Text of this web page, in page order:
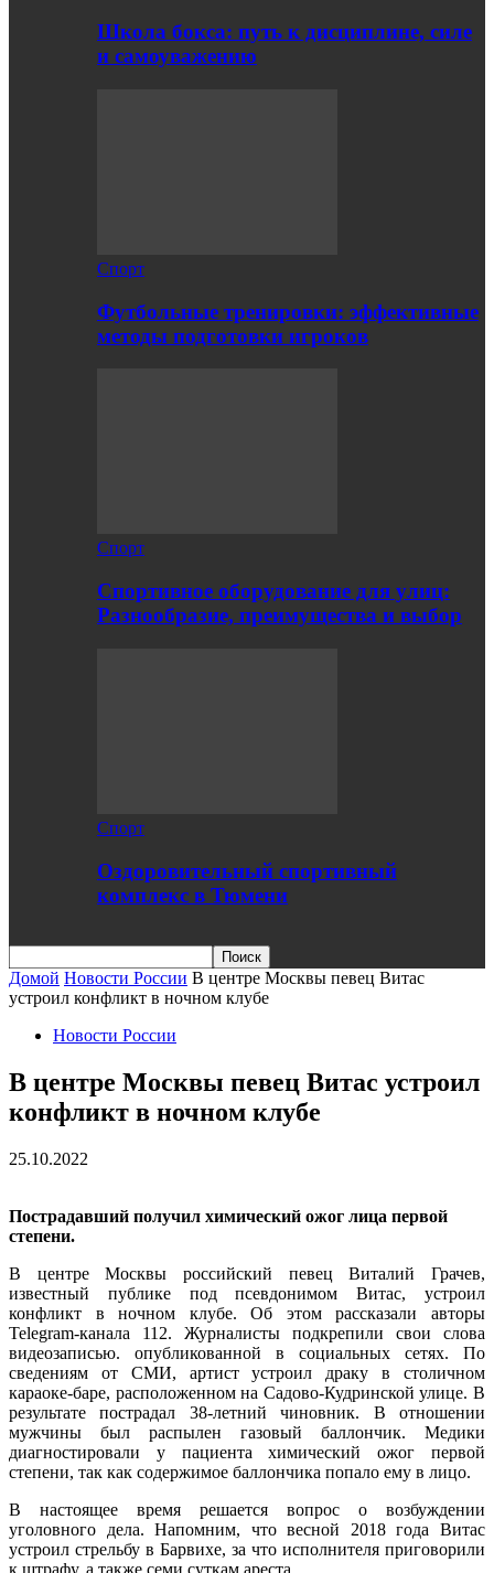
Школа бокса: путь к дисциплине, силе
и самоуважению
Спорт
Футбольные тренировки: эффективные
методы подготовки игроков
Спорт
Спортивное оборудование для улиц:
Разнообразие, преимущества и выбор
Спорт
Оздоровительный спортивный
комплекс в Тюмени
Домой Новости России В центре Москвы певец Витас
устроил конфликт в ночном клубе
Новости России
В центре Москвы певец Витас устроил
конфликт в ночном клубе
25.10.2022
Пострадавший получил химический ожог лица первой
степени.
В центре Москвы российский певец Виталий Грачев,
известный публике под псевдонимом Витас, устроил
конфликт в ночном клубе. Об этом рассказали авторы
Telegram-канала 112. Журналисты подкрепили свои слова
видеозаписью. опубликованной в социальных сетях. По
сведениям от СМИ, артист устроил драку в столичном
караоке-баре, расположенном на Садово-Кудринской улице. В
результате пострадал 38-летний чиновник. В отношении
мужчины был распылен газовый баллончик. Медики
диагностировали у пациента химический ожог первой
степени, так как содержимое баллончика попало ему в лицо.
В настоящее время решается вопрос о возбуждении
уголовного дела. Напомним, что весной 2018 года Витас
устроил стрельбу в Барвихе, за что исполнителя приговорили